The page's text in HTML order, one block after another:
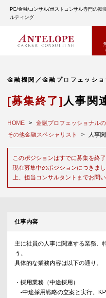
PE/金融/コンサル/ポストコンサル専門の
ルティング
金融機関／金融プロフェッシ
[募集終了] 人事関
HOME
金融プロフェッショナル
その他金融スペシャリスト
人事
このポジションはすでに募集を終了
現在募集中のポジションにつきま
上、担当コンサルタントまでお問い
仕事内容
主に社員の人事に関連する業務、
う。
具体的な業務内容は以下の通り。
・採用業務（中途採用）
-中途採用戦略の立案と実行、